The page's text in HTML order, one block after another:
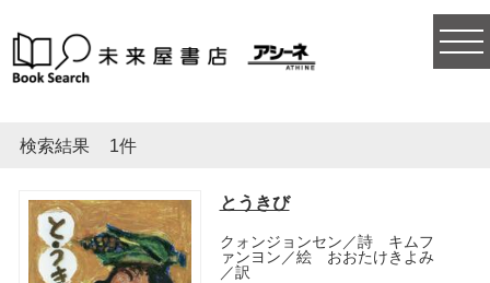
検索結果 1件
とうきび
クォンジョンセン／詩 キムフ
ァンヨン／絵 おおたけきよみ
／訳